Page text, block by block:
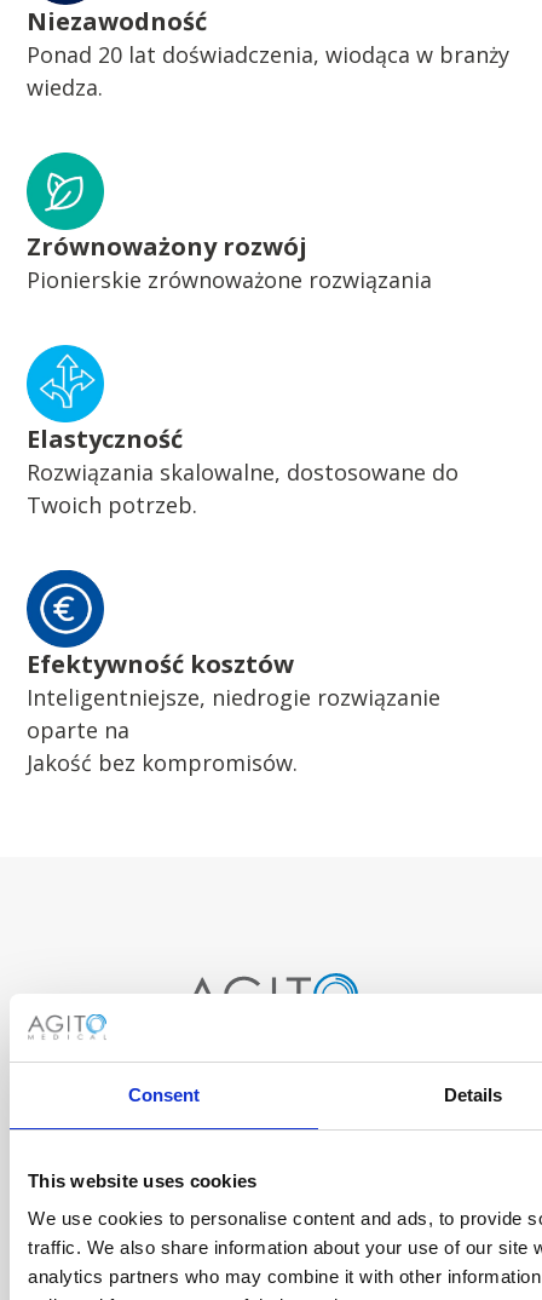
Consent Details
This website uses cookies
We use cookies to personalise content and ads, to provide
traffic. We also share information about your use of our site
analytics partners who may combine it with other
Niezawodność
Ponad 20 lat doświadczenia, wiodąca w branży
wiedza.
Zrównoważony rozwój
Pionierskie zrównoważone rozwiązania
Elastyczność
Rozwiązania skalowalne, dostosowane do
Twoich potrzeb.
Efektywność kosztów
Inteligentniejsze, niedrogie rozwiązanie
oparte na
Jakość bez kompromisów.
O NASSKONTAKTUJ SIĘ Z NAMIOFERTY PRACY
Zapisz się do naszego newslettera